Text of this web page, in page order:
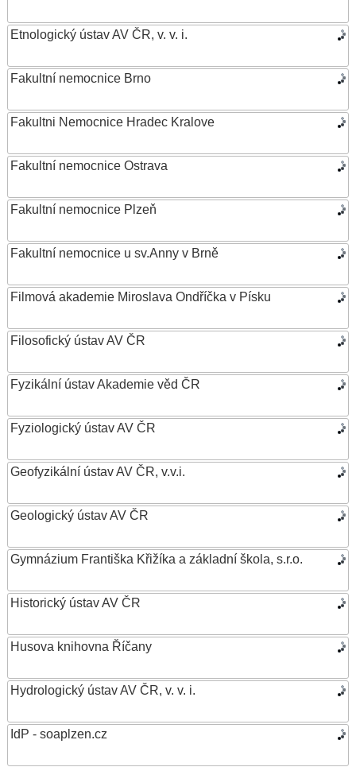
Etnologický ústav AV ČR, v. v. i.
Fakultní nemocnice Brno
Fakultni Nemocnice Hradec Kralove
Fakultní nemocnice Ostrava
Fakultní nemocnice Plzeň
Fakultní nemocnice u sv.Anny v Brně
Filmová akademie Miroslava Ondříčka v Písku
Filosofický ústav AV ČR
Fyzikální ústav Akademie věd ČR
Fyziologický ústav AV ČR
Geofyzikální ústav AV ČR, v.v.i.
Geologický ústav AV ČR
Gymnázium Františka Křižíka a základní škola, s.r.o.
Historický ústav AV ČR
Husova knihovna Říčany
Hydrologický ústav AV ČR, v. v. i.
IdP - soaplzen.cz